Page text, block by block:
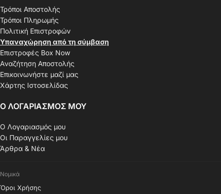
Τρόποι Αποστολής
Τρόποι Πληρωμής
Πολιτική Επιστροφών
Υπαναχώρηση από τη σύμβαση
Επιστροφές Box Now
Αναζήτηση Αποστολής
Επικοινωνήστε μαζί μας
Χάρτης Ιστοσελίδας
Ο ΛΟΓΑΡΙΑΣΜΟΣ ΜΟΥ
Ο Λογαριασμός μου
Οι Παραγγελίες μου
Άρθρα & Νέα
Νομικά
Όροι Χρήσης